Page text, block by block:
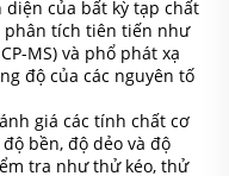
của bất kỳ tạp chất
phân tích tiên tiến như
MS) và phổ phát xạ
độ của các nguyên tố
giá các tính chất cơ
bền, độ dẻo và độ
tra như thử kéo, thử